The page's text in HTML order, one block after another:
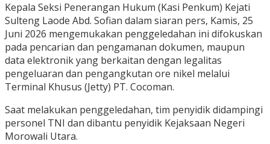
Kepala Seksi Penerangan Hukum (Kasi Penkum) Kejati
Sulteng Laode Abd. Sofian dalam siaran pers, Kamis, 25
Juni 2026 mengemukakan penggeledahan ini difokuskan
pada pencarian dan pengamanan dokumen, maupun
data elektronik yang berkaitan dengan legalitas
pengeluaran dan pengangkutan ore nikel melalui
Terminal Khusus (Jetty) PT. Cocoman.
Saat melakukan penggeledahan, tim penyidik didampingi
personel TNI dan dibantu penyidik Kejaksaan Negeri
Morowali Utara.